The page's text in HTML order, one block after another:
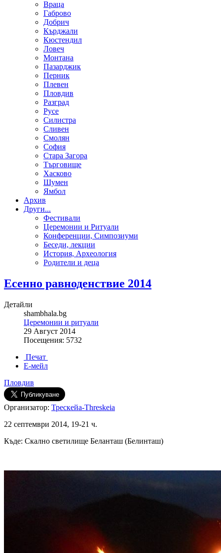
Враца
Габрово
Добрич
Кърджали
Кюстендил
Ловеч
Монтана
Пазарджик
Перник
Плевен
Пловдив
Разград
Русе
Силистра
Сливен
Смолян
София
Стара Загора
Търговище
Хасково
Шумен
Ямбол
Aрхив
Други...
Фестивали
Церемонии и Ритуали
Конференции, Симпозиуми
Беседи, лекции
История, Археология
Родители и деца
Есенно равноденствие 2014
Детайли
shambhala.bg
Церемонии и ритуали
29 Август 2014
Посещения: 5732
Печат
Е-мейл
Пловдив
Организатор: Трескейа-Threskeia
22 септември 2014, 19-21 ч.
Къде: Скално светилище Беланташ (Белинташ)